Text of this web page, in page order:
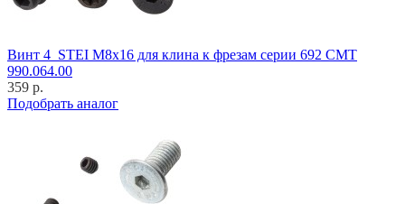
Винт 4_STEI M8x16 для клина к фрезам серии 692 CMT
990.064.00
359 р.
Подобрать аналог